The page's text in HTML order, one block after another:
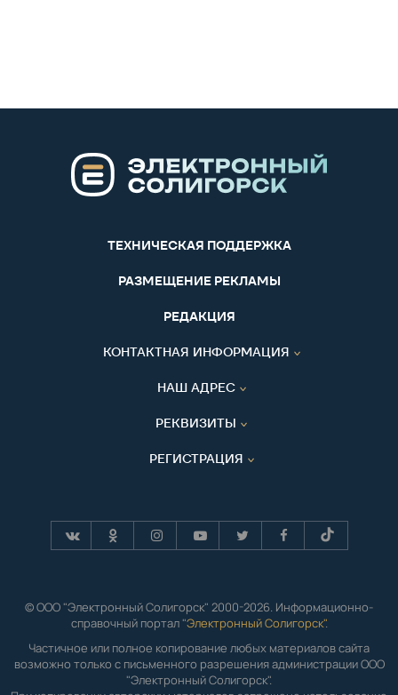
ТЕХНИЧЕСКАЯ ПОДДЕРЖКА
РАЗМЕЩЕНИЕ РЕКЛАМЫ
РЕДАКЦИЯ
КОНТАКТНАЯ ИНФОРМАЦИЯ
НАШ АДРЕС
РЕКВИЗИТЫ
РЕГИСТРАЦИЯ
© ООО "Электронный Солигорск" 2000-2026. Информационно-
справочный портал "Электронный Солигорск".
Частичное или полное копирование любых материалов сайта
возможно только с письменного разрешения администрации ООО
"Электронный Солигорск".